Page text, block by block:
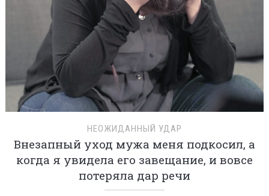
НЕОЖИДАННЫЙ УДАР
Внезапный уход мужа меня подкосил, а
когда я увидела его завещание, и вовсе
потеряла дар речи